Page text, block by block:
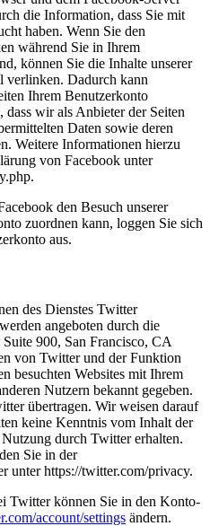
die Information, dass Sie mit
haben. Wenn Sie den
während Sie in Ihrem
können Sie die Inhalte unserer
verlinken. Dadurch kann
Ihrem Benutzerkonto
wir als Anbieter der Seiten
Daten sowie deren
Weitere Informationen hierzu
von Facebook unter
den Besuch unserer
zuordnen kann, loggen Sie sich
aus.
des Dienstes Twitter
angeboten durch die
900, San Francisco, CA
von Twitter und der Funktion
besuchten Websites mit Ihrem
Nutzern bekannt gegeben.
übertragen. Wir weisen darauf
keine Kenntnis vom Inhalt der
durch Twitter erhalten.
Sie in der
unter https://twitter.com/privacy.
Twitter können Sie in den Konto-
account/settings ändern.